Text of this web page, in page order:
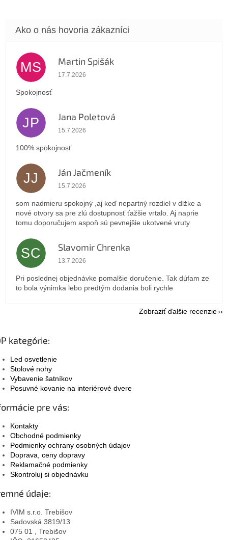
MS Martin Spišák
Hodnotenie obchodu je 5 z 5 hviezdičiek.
17.7.2026
Spokojnosť
JP Jana Poletová
Hodnotenie obchodu je 5 z 5 hviezdičiek.
15.7.2026
100% spokojnosť
JJ Ján Jačmeník
Hodnotenie obchodu je 5 z 5 hviezdičiek.
15.7.2026
som nadmieru spokojný ,aj keď nepartný rozdiel v dlžke a
nové otvory sa pre zlú dostupnosť ťažšie vrtalo. Aj naprie
tomu doporučujem aspoň sú pevnejšie ukotvené vruty
SC Slavomir Chrenka
Hodnotenie obchodu je 5 z 5 hviezdičiek.
13.7.2026
Pri poslednej objednávke pomalšie doručenie. Tak dúfam ze
to bola výnimka lebo predtým dodania boli rychle
Zobraziť ďalšie recenzie
kategórie:
Led osvetlenie
Stolové nohy
Vybavenie šatníkov
Posuvné kovanie na interiérové dvere
pre vás:
Kontakty
Obchodné podmienky
Podmienky ochrany osobných údajov
Doprava, ceny dopravy
Reklamačné podmienky
Skontroluj si objednávku
údaje:
IVIM s.r.o. Trebišov
Sadovská 3819/13
075 01 , Trebišov